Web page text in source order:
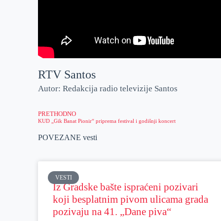
RTV Santos
Autor: Redakcija radio televizije Santos
PRETHODNO
KUD „Gik Banat Pionir“ priprema festival i godišnji koncert
POVEZANE vesti
VESTI
Iz Gradske bašte ispraćeni pozivari
koji besplatnim pivom ulicama grada
pozivaju na 41. „Dane piva“